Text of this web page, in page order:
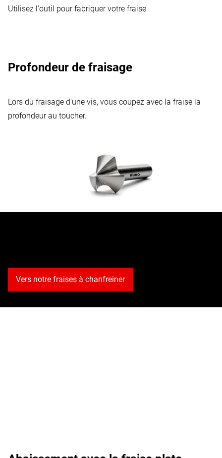
Utilisez l'outil pour fabriquer votre fraise.
Profondeur de fraisage
Lors du fraisage d'une vis, vous coupez avec la fraise la
profondeur au toucher.
Vers notre fraises à chanfreiner